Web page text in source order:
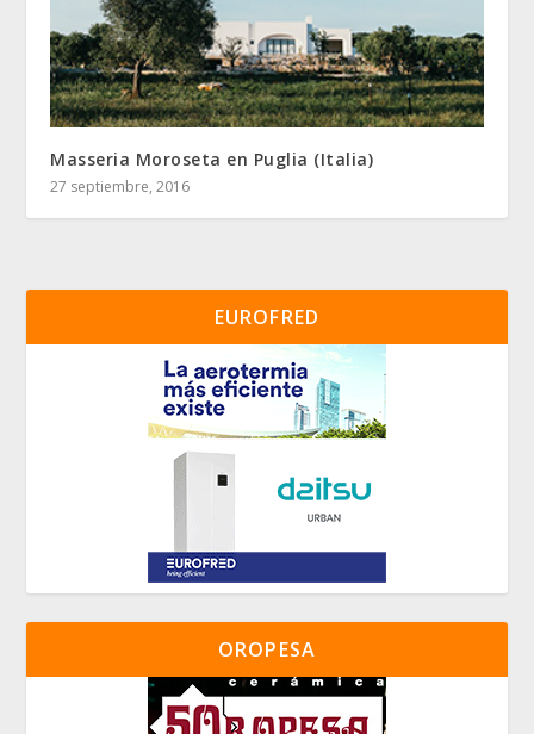
Masseria Moroseta en Puglia (Italia)
27 septiembre, 2016
EUROFRED
OROPESA